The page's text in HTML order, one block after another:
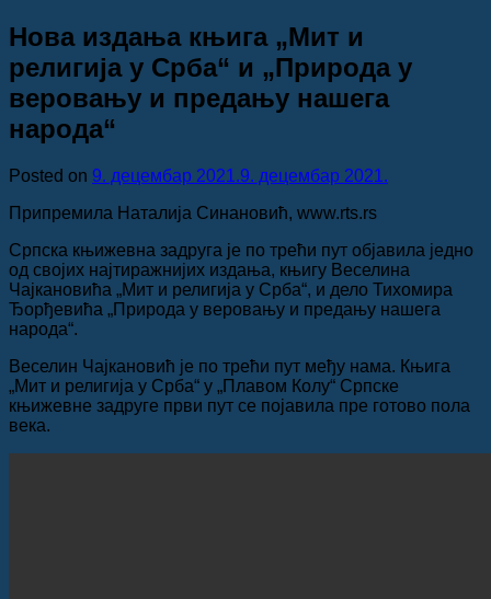
Нова издања књига „Мит и
религија у Срба“ и „Природа у
веровању и предању нашега
народа“
Posted on 9. децембар 2021.9. децембар 2021.
Припремила Наталија Синановић, www.rts.rs
Српска књижевна задруга је по трећи пут објавила једно
од својих најтиражнијих издања, књигу Веселина
Чајкановића „Мит и религија у Срба“, и дело Тихомира
Ђорђевића „Природа у веровању и предању нашега
народа“.
Веселин Чајкановић је по трећи пут међу нама. Књига
„Мит и религија у Срба“ у „Плавом Колу“ Српске
књижевне задруге први пут се појавила пре готово пола
века.